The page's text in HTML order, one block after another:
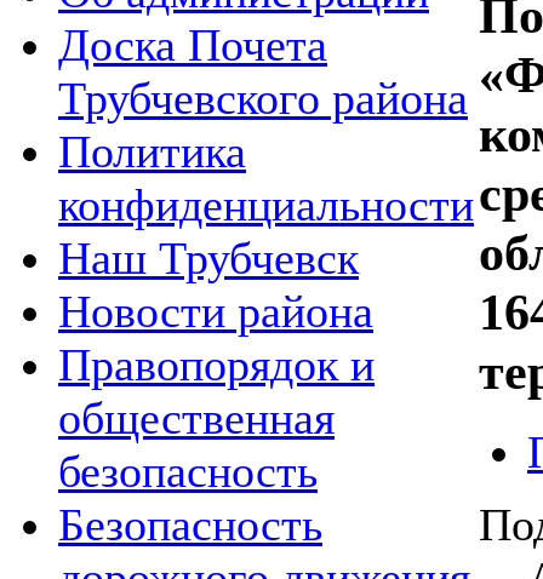
Доска Почета
Трубчевского района
Политика
конфиденциальности
Наш Трубчевск
Новости района
Правопорядок и
общественная
безопасность
Безопасность